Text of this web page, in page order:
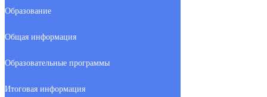
Образование
Общая информация
Образовательные программы
Итоговая информация